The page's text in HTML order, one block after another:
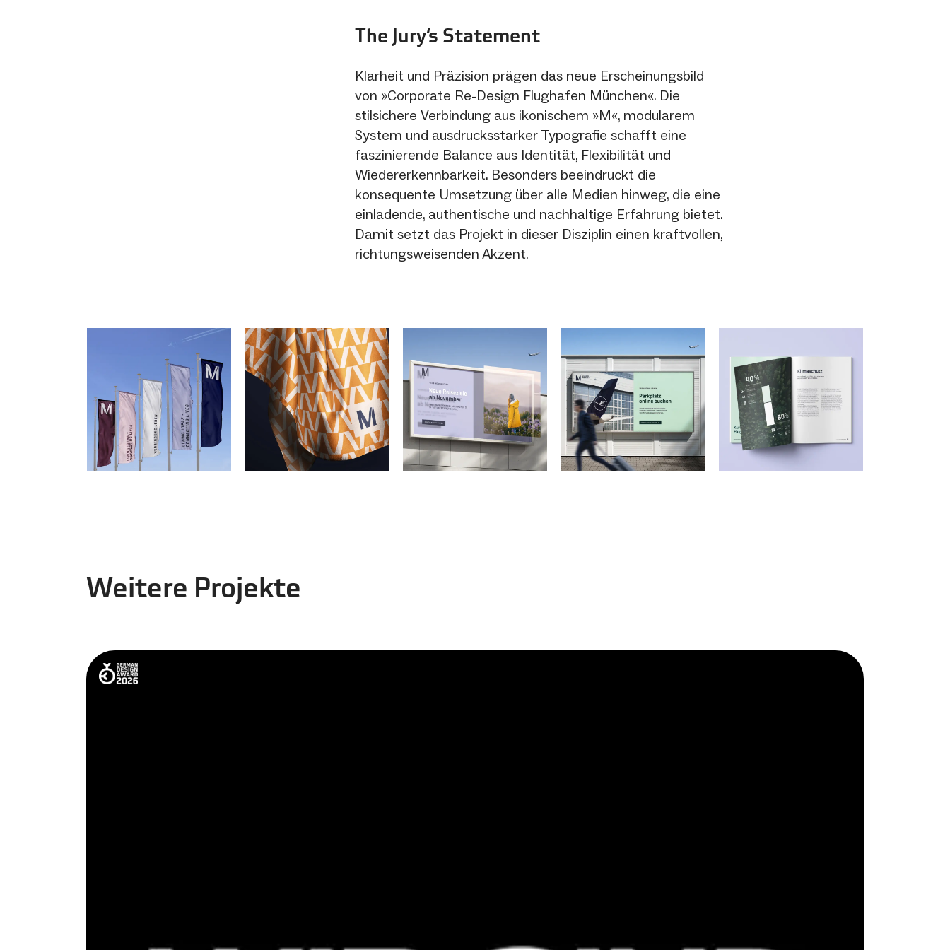
The Jury‘s Statement
Klarheit und Präzision prägen das neue Erscheinungsbild
von »Corporate Re-Design Flughafen München«. Die
stilsichere Verbindung aus ikonischem »M«, modularem
System und ausdrucksstarker Typografie schafft eine
faszinierende Balance aus Identität, Flexibilität und
Wiedererkennbarkeit. Besonders beeindruckt die
konsequente Umsetzung über alle Medien hinweg, die eine
einladende, authentische und nachhaltige Erfahrung bietet.
Damit setzt das Projekt in dieser Disziplin einen kraftvollen,
richtungsweisenden Akzent.
Weitere Projekte